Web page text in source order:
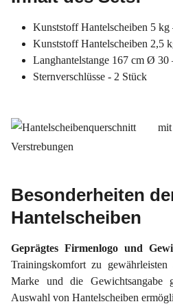
Kunststoff Hantelscheiben 5 kg
Kunststoff Hantelscheiben 2,5
Langhantelstange 167 cm Ø 30
Sternverschlüsse - 2 Stück
Besonderheiten
Hantelscheiben
Geprägtes Firmenlogo und
Trainingskomfort zu
Marke und die Gewichtsangabe
Auswahl von Hantelscheiben